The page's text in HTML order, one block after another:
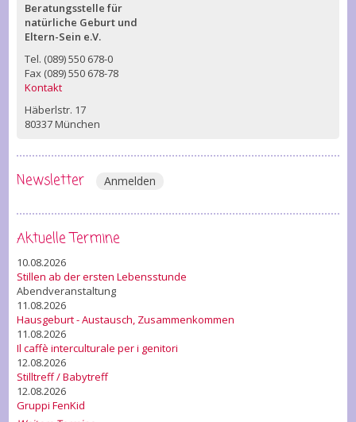
Beratungsstelle für
natürliche Geburt und
Eltern-Sein e.V.
Tel. (089) 550 678-0
Fax (089) 550 678-78
Kontakt
Häberlstr. 17
80337 München
Newsletter Anmelden
Aktuelle Termine
10.08.2026
Stillen ab der ersten Lebensstunde
Abendveranstaltung
11.08.2026
Hausgeburt - Austausch, Zusammenkommen
11.08.2026
Il caffè interculturale per i genitori
12.08.2026
Stilltreff / Babytreff
12.08.2026
Gruppi FenKid